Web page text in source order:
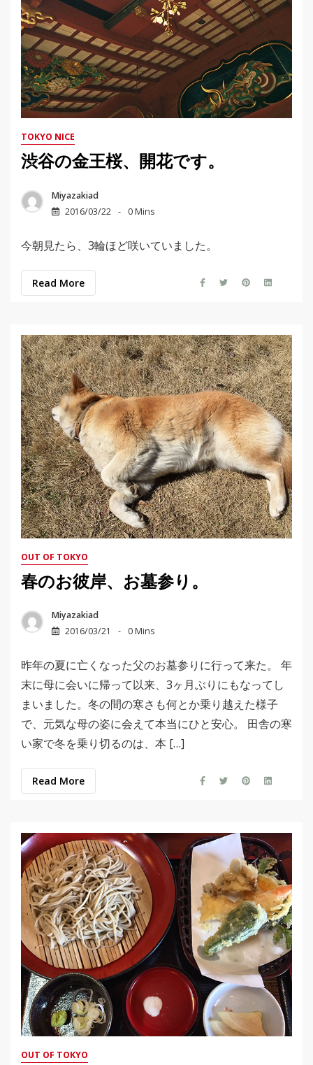
TOKYO NICE
渋谷の金王桜、開花です。
Miyazakiad
2016/03/22
0 Mins
今朝見たら、3輪ほど咲いていました。
Read More
OUT OF TOKYO
春のお彼岸、お墓参り。
Miyazakiad
2016/03/21
0 Mins
昨年の夏に亡くなった父のお墓参りに行って来た。 年
末に母に会いに帰って以来、3ヶ月ぶりにもなってし
まいました。冬の間の寒さも何とか乗り越えた様子
で、元気な母の姿に会えて本当にひと安心。 田舎の寒
い家で冬を乗り切るのは、本 […]
Read More
OUT OF TOKYO